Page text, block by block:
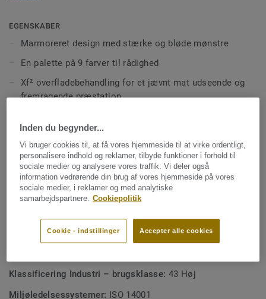
EGENSKABER
Marmoreret design med stærke og bløde mønstre
En palette på 9 farver til rådighed
Xf² overfladebehandling for et jævnt mat udseende og
fremragende præstation
polering og voks, til en meget omkostningseffektiv
gulvbelægning
Certificeret med Cradle to Cradle Silver
TEKNISKE SPECIFIKATIONER OG MILJØSPECIFIKATIONER
Klassificering Bolig – brugsklasse:23 Høj
Klassificering Industri – brugsklasse: 43 Høj
Miljøledelsessystemer: ISO 14001
Inden du begynder...
Vi bruger cookies til, at få vores hjemmeside til at virke ordentligt,
personalisere indhold og reklamer, tilbyde funktioner i forhold til
sociale medier og analysere vores traffik. Vi deler også
information vedrørende din brug af vores hjemmeside på vores
sociale medier, i reklamer og med analytiske
samarbejdspartnere. Cookiepolitik
Accepter alle cookies
Cookie - indstillinger